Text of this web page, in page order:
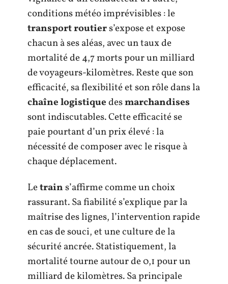
conditions météo imprévisibles : le
transport routiers’expose et expose
chacun à ses aléas, avec un taux de
mortalité de 4,7 morts pour un milliard
de voyageurs-kilomètres. Reste que son
efficacité, sa flexibilité et son rôle dans la
chaîne logistiquedesmarchandises
sont indiscutables. Cette efficacité se
paie pourtant d’un prix élevé : la
nécessité de composer avec le risque à
chaque déplacement.
Letrains’affirme comme un choix
rassurant. Sa fiabilité s’explique par la
maîtrise des lignes, l’intervention rapide
en cas de souci, et une culture de la
sécurité ancrée. Statistiquement, la
mortalité tourne autour de 0,1 pour un
milliard de kilomètres. Sa principale